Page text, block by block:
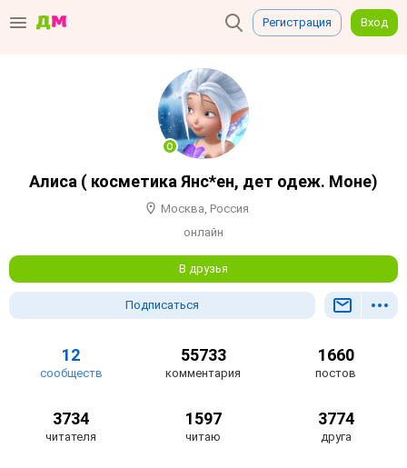
Регистрация Вход
Алиса ( косметика Янс*ен, дет одеж. Моне)
Москва, Россия
онлайн
В друзья
Подписаться
12
сообществ
55733
комментария
1660
постов
3734
читателя
1597
читаю
3774
друга